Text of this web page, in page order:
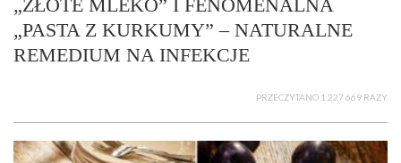
„ZŁOTE MLEKO” I FENOMENALNA
„PASTA Z KURKUMY” – NATURALNE
REMEDIUM NA INFEKCJE
PRZECZYTANO 1 227 669 RAZY